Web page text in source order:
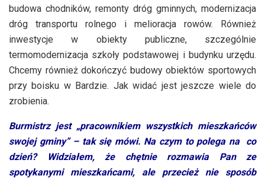
budowa chodników, remonty dróg gminnych, modernizacja
dróg transportu rolnego i melioracja rowów. Również
inwestycje w obiekty publiczne, szczególnie
termomodernizacja szkoły podstawowej i budynku urzędu.
Chcemy również dokończyć budowy obiektów sportowych
przy boisku w Bardzie. Jak widać jest jeszcze wiele do
zrobienia.
Burmistrz jest „pracownikiem wszystkich mieszkańców
swojej gminy” – tak się mówi. Na czym to polega na co
dzień? Widziałem, że chętnie rozmawia Pan ze
spotykanymi mieszkańcami, ale przecież nie sposób